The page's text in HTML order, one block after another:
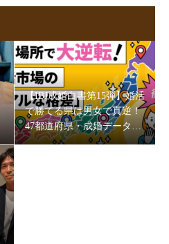
【IBJ成婚白書第15弾】婚活
で勝てる県は男女で真逆！
47都道府県・成婚データが
映す“地域の素顔”